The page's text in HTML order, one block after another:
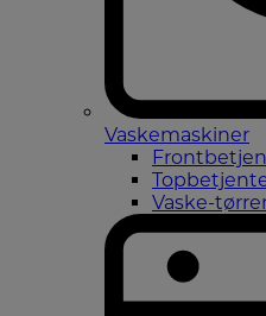
Vaskemaskiner
Vaske-